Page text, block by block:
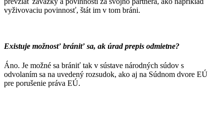
vyživovaciu povinnosť, štát im v tom bráni.
Existuje možnosť brániť sa, ak úrad prepis odmietne?
Áno. Je možné sa brániť tak v sústave národných súdov s
odvolaním sa na uvedený rozsudok, ako aj na Súdnom dvore EÚ
pre porušenie práva EÚ.